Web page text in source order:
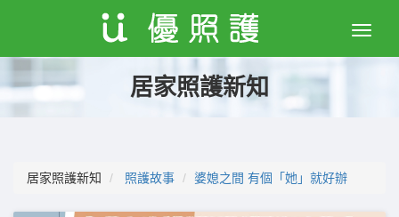
Toggle
居家照護新知
居家照護新知 照護故事 婆媳之間 有個「她」就好辦